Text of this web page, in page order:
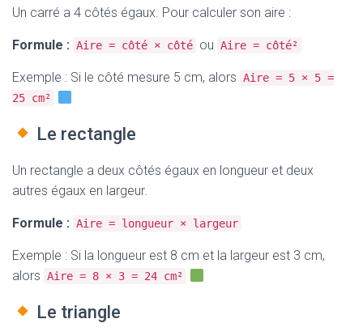
Un carré a 4 côtés égaux. Pour calculer son aire :
Formule : Aire = côté × côté ou Aire = côté²
Exemple : Si le côté mesure 5 cm, alors Aire = 5 × 5 =
25 cm²
Le rectangle
Un rectangle a deux côtés égaux en longueur et deux
autres égaux en largeur.
Formule : Aire = longueur × largeur
Exemple : Si la longueur est 8 cm et la largeur est 3 cm,
alors Aire = 8 × 3 = 24 cm²
Le triangle